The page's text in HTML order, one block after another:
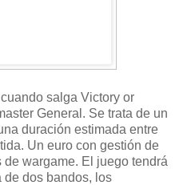
salga Victory or
General. Se trata de un
duración estimada entre
Un euro con gestión de
wargame. El juego tendrá
de dos bandos, los